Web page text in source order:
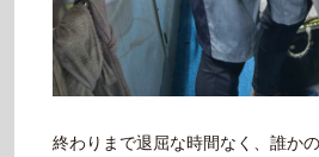
終わりまで退屈な時間なく、誰か